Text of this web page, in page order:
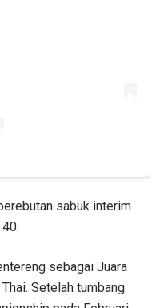
sabuk interim
sebagai Juara
Setelah tumbang